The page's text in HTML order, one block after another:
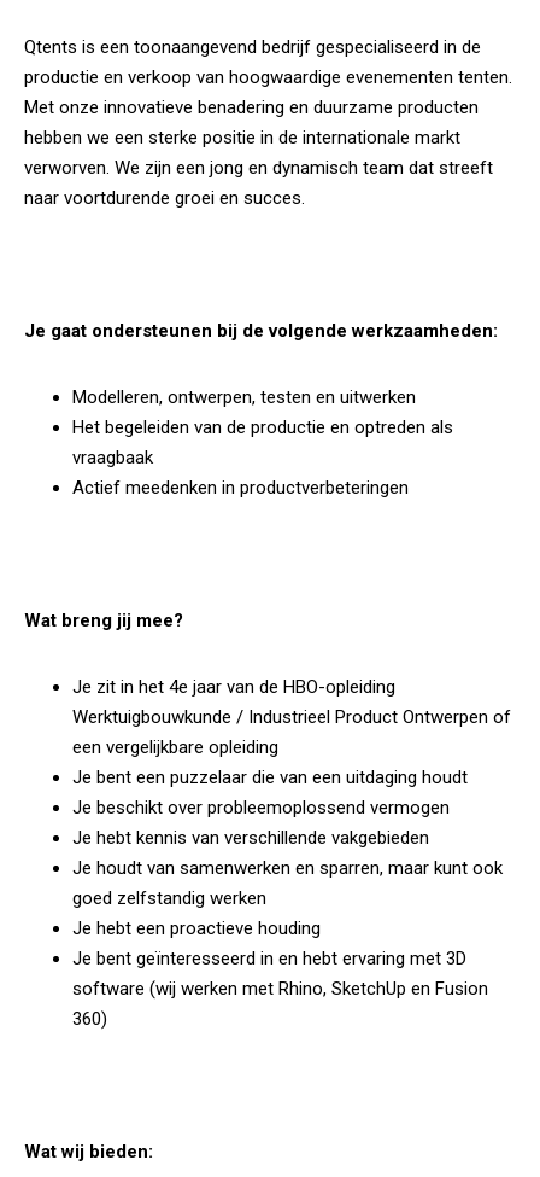
Qtents is een toonaangevend bedrijf gespecialiseerd in de
productie en verkoop van hoogwaardige evenementen tenten.
Met onze innovatieve benadering en duurzame producten
hebben we een sterke positie in de internationale markt
verworven. We zijn een jong en dynamisch team dat streeft
naar voortdurende groei en succes.
Je gaat ondersteunen bij de volgende werkzaamheden:
Modelleren, ontwerpen, testen en uitwerken
Het begeleiden van de productie en optreden als
vraagbaak
Actief meedenken in productverbeteringen
Wat breng jij mee?
Je zit in het 4e jaar van de HBO-opleiding
Werktuigbouwkunde / Industrieel Product Ontwerpen of
een vergelijkbare opleiding
Je bent een puzzelaar die van een uitdaging houdt
Je beschikt over probleemoplossend vermogen
Je hebt kennis van verschillende vakgebieden
Je houdt van samenwerken en sparren, maar kunt ook
goed zelfstandig werken
Je hebt een proactieve houding
Je bent geïnteresseerd in en hebt ervaring met 3D
software (wij werken met Rhino, SketchUp en Fusion
360)
Wat wij bieden: